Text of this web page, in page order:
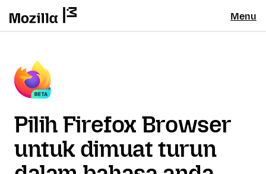
Menu
Pilih Firefox Browser
untuk dimuat turun